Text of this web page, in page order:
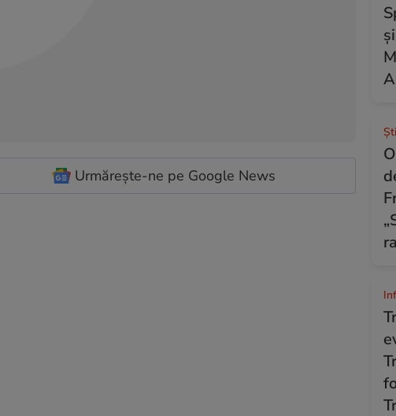
Urmărește-ne pe Google News